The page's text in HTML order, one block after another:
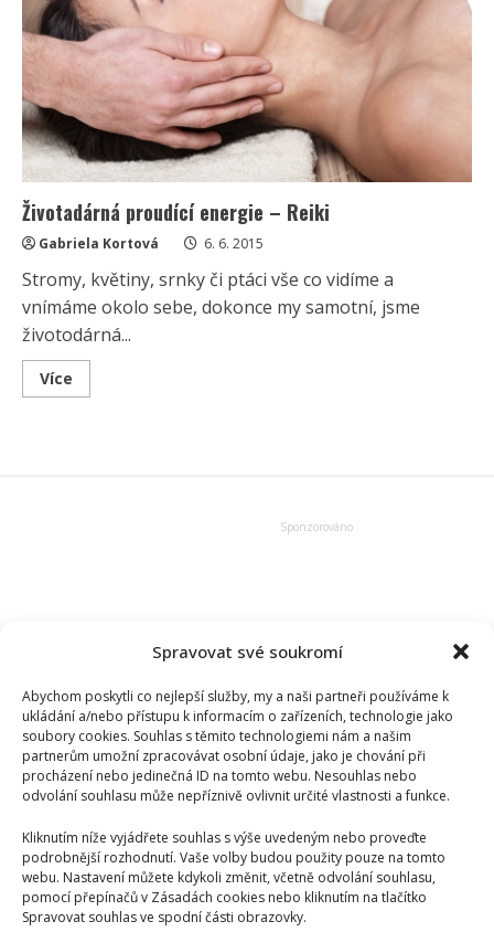
Spravovat své soukromí
Abychom poskytli co nejlepší služby, my a naši partneři používáme k
ukládání a/nebo přístupu k informacím o zařízeních, technologie jako
soubory cookies. Souhlas s těmito technologiemi nám a našim
partnerům umožní zpracovávat osobní údaje, jako je chování při
procházení nebo jedinečná ID na tomto webu. Nesouhlas nebo
odvolání souhlasu může nepříznivě ovlivnit určité vlastnosti a funkce.
Kliknutím níže vyjádřete souhlas s výše uvedeným nebo proveďte
podrobnější rozhodnutí. Vaše volby budou použity pouze na tomto
webu. Nastavení můžete kdykoli změnit, včetně odvolání souhlasu,
pomocí přepínačů v Zásadách cookies nebo kliknutím na tlačítko
Spravovat souhlas ve spodní části obrazovky.
Životadárná proudící energie – Reiki
Gabriela Kortová 6. 6. 2015
Stromy, květiny, srnky či ptáci vše co vidíme a
vnímáme okolo sebe, dokonce my samotní, jsme
životodárná...
Více
more